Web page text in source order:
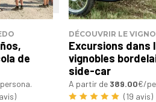
de
DÉCOUVRIR LE
Excursions dans
vignobles
side-car
A partir de 389.00€/
(19 avis)